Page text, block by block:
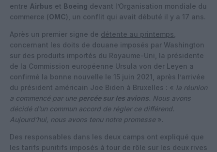
entre Airbus et Boeing devant l’Organisation mondiale du
commerce (OMC), un conflit qui avait débuté il y a 17 ans.
Après un premier signe de détente au printemps
concernant les doits de douane imposés par Washington
sur des produits importés du Royaume-Uni, la présidente
de la Commission européenne Ursula von der Leyen a
confirmé la bonne nouvelle le 15 juin 2021, après l’arrivée
du président américain Joe Biden à Bruxelles : « la réunion
a commencé par une percée sur les avions. Nous avons
décidé d’un commun accord de régler ce différend.
Aujourd’hui, nous avons tenu notre promesse ».
Des responsables dans les deux camps ont expliqué que
les tarifs punitifs imposés à tour de rôle sur les deux rives